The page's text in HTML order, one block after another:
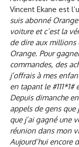
Vincent Ekane est
suis abonné
voiture et c’est la
de dire aux millions
Orange. Pour
commandes, des
j’offrais à mes
en tapant le
Depuis dimanche
appels de gens que
que j’ai gagné une
réunion dans mon
Aujourd’hui encore